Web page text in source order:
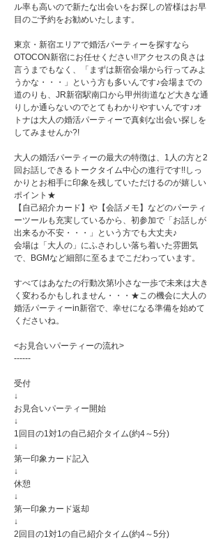
ル率も高いので新たな出会いをお探しの皆様はお早
目のご予約をお勧めいたします。
東京・新宿エリアで婚活パーティーを探すなら
OTOCON新宿にお任せください!!アクセスの良さは
言うまでもなく、「まずは新宿会場から行ってみよ
うかな・・・」という方も多いんです♪会場までの
道のりも、JR新宿駅南口から甲州街道など大きな通
りしか通らないのでとてもわかりやすいんです♪オ
トナは大人の婚活パーティーで真剣な出会い探しを
してみませんか?!
大人の婚活パーティーの最大の特徴は、1人の方と2
回お話しできるトークタイム中心の進行です!!しっ
かりとお相手に印象を残していただけるのが嬉しい
ポイント★
【自己紹介カード】や【会話メモ】などのパーティ
ーツールも充実しているから、初参加で「お話しが
出来るか不安・・・」という方でも大丈夫♪
会場は「大人の」にふさわしい落ち着いた雰囲気
で、BGMなど細部に至るまでこだわっています。
すべてはあなたの行動次第!小さな一歩で未来は大き
く変わるかもしれません・・・★この機会に大人の
婚活パーティーin新宿で、幸せになる準備を始めて
くださいね。
<お見合いパーティーの流れ>
------
受付
↓
お見合いパーティー開始
↓
1回目の1対1の自己紹介タイム(約4～5分)
↓
第一印象カード記入
↓
休憩
↓
第一印象カード返却
↓
2回目の1対1の自己紹介タイム(約4～5分)